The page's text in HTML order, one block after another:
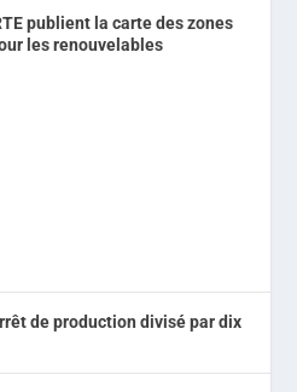
publient la carte des zones
les renouvelables
de production divisé par dix